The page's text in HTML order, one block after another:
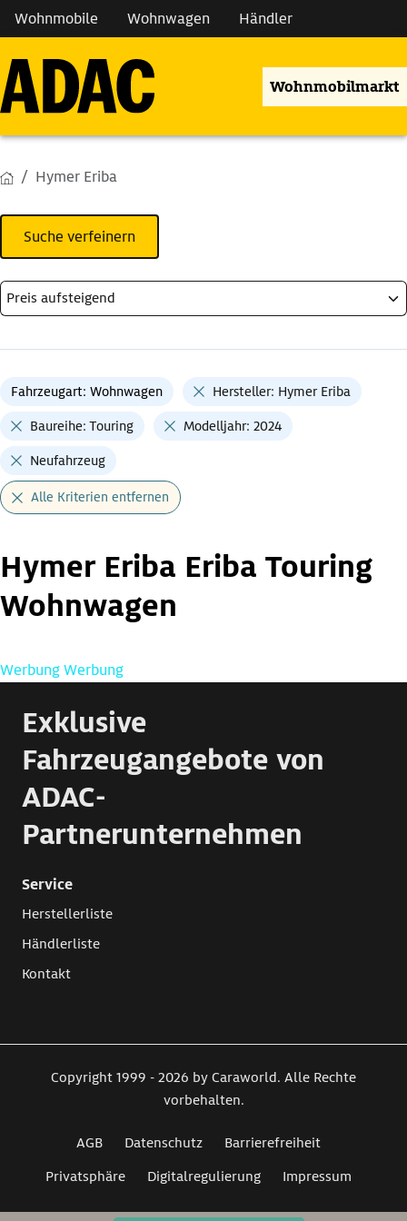
Wohnmobile Wohnwagen Händler
Wohnmobilmarkt
Hymer Eriba
Suche verfeinern
Fahrzeugart: Wohnwagen Hersteller: Hymer Eriba
Baureihe: Touring Modelljahr: 2024
Neufahrzeug
Alle Kriterien entfernen
Hymer Eriba Eriba Touring
Wohnwagen
WerbungWerbung
Exklusive
Fahrzeugangebote von
ADAC-
Partnerunternehmen
Service
Herstellerliste
Händlerliste
Kontakt
Copyright 1999 - 2026 by Caraworld. Alle Rechte
vorbehalten.
AGB Datenschutz
Barrierefreiheit
Privatsphäre
Digitalregulierung Impressum